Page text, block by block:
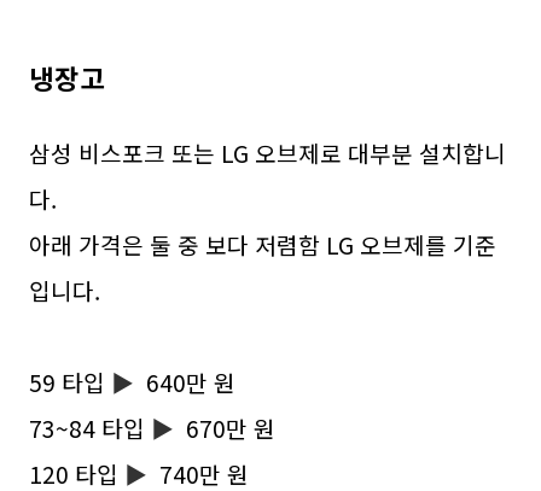
냉장고
삼성 비스포크 또는 LG 오브제로 대부분 설치합니
다.
아래 가격은 둘 중 보다 저렴함 LG 오브제를 기준
입니다.
59 타입 ▶ 640만 원
73~84 타입 ▶ 670만 원
120 타입 ▶ 740만 원